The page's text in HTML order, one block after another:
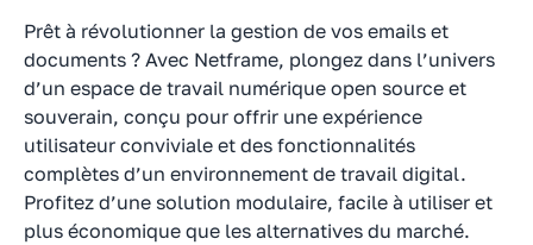
Prêt à révolutionner la gestion de vos emails et
documents ? Avec Netframe, plongez dans l’univers
d’un espace de travail numérique open source et
souverain, conçu pour offrir une expérience
utilisateur conviviale et des fonctionnalités
complètes d’un environnement de travail digital.
Profitez d’une solution modulaire, facile à utiliser et
plus économique que les alternatives du marché.